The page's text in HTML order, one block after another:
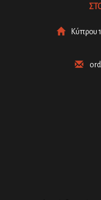
Κύπρου